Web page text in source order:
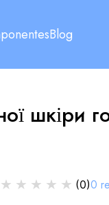
Blog
шкіри
★ ★ ★ ★ ★ (0)0